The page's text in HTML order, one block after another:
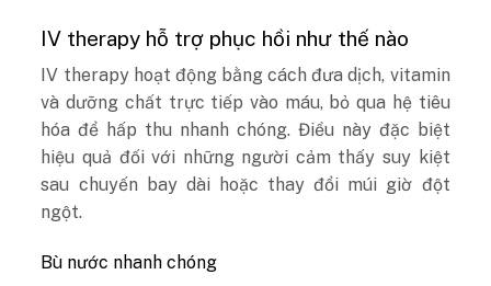
IV therapy hỗ trợ phục hồi như thế nào
IV therapy hoạt động bằng cách đưa dịch, vitamin
và dưỡng chất trực tiếp vào máu, bỏ qua hệ tiêu
hóa để hấp thu nhanh chóng. Điều này đặc biệt
hiệu quả đối với những người cảm thấy suy kiệt
sau chuyến bay dài hoặc thay đổi múi giờ đột
ngột.
Bù nước nhanh chóng